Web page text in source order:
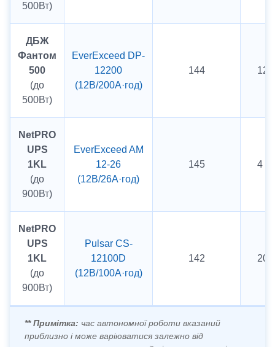
500Вт)
ДБЖ
Фантом
500
(до
500Вт)
EverExceed DP-
12200
(12В/200А·год)
144 12
NetPRO
UPS
1KL
(до
900Вт)
EverExceed AM
12-26
(12В/26А·год)
145 4
NetPRO
UPS
1KL
(до
900Вт)
Pulsar CS-
12100D
(12В/100А·год)
142 20
** Примітка: час автономної роботи вказаний
приблизно і може варіюватися залежно від